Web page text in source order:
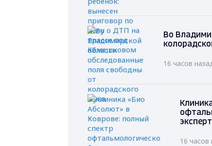
Во
16 часов
16 часов